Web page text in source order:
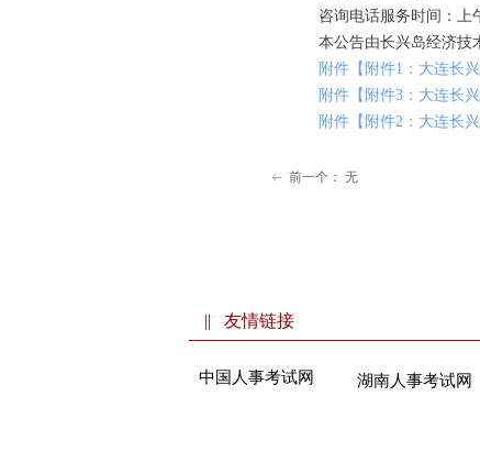
咨询电话服务时间：上午
本公告由长兴岛经济技术
附件【附件1：大连长
附件【附件3：大连长
附件【附件2：大连长
ꂃ 前一个： 无
|| 友情链接
中国人事考试网 湖南人事考试网